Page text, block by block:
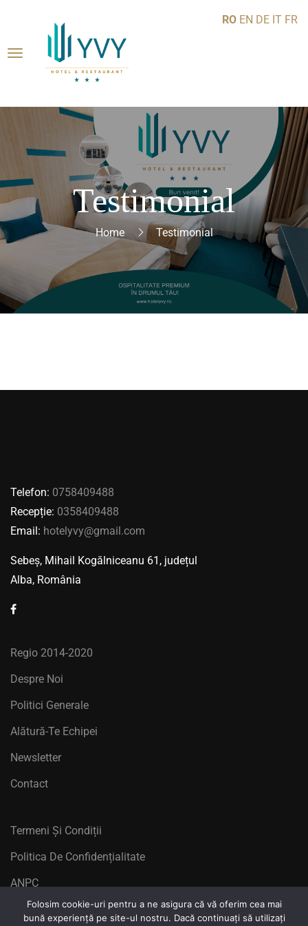
Testimonial
Home Testimonial
Telefon: 0758409488
Recepție: 0358409488
Email: hotelyvy@gmail.com
Sebeș, Mihail Kogălniceanu 61, județul
Alba, România
Regio 2014-2020
Despre Noi
Politici Generale
Alătură-Te Echipei
Newsletter
Contact
Termeni Și Condiții
Politica De Confidențialitate
ANPC
RO EN DE IT FR
Folosim cookie-uri pentru a ne asigura că vă oferim cea mai
bună experiență pe site-ul nostru. Dacă continuați să utilizați